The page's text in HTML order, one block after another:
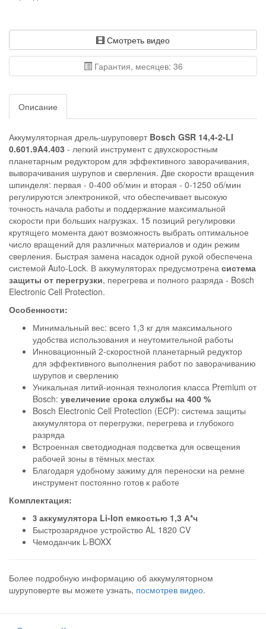
Смотреть видео
Гарантия, месяцев: 36
Описание
Аккумуляторная дрель-шуруповерт Bosch GSR 14,4-2-LI
0.601.9A4.403 - легкий инструмент с двухскоростным
планетарным редуктором для эффективного заворачивания,
выворачивания шурупов и сверления. Две скорости вращения
шпинделя: первая - 0-400 об/мин и вторая - 0-1250 об/мин
регулируются электроникой, что обеспечивает высокую
точность начала работы и поддержание максимальной
скорости при больших нагрузках. 15 позиций регулировки
крутящего момента дают возможность выбрать оптимальное
число вращений для различных материалов и один режим
сверления. Быстрая замена насадок одной рукой обеспечена
системой Auto-Lock. В аккумуляторах предусмотрена система
защиты от перегрузки, перегрева и полного разряда - Bosch
Electronic Cell Protection.
Особенности:
Минимальный вес: всего 1,3 кг для максимального
удобства использования и неутомительной работы
Инновационный 2-скоростной планетарный редуктор
для эффективного выполнения работ по заворачиванию
шурупов и сверлению
Уникальная литий-ионная технология класса Premium от
Bosch: увеличение срока службы на 400 %
Bosch Electronic Cell Protection (ECP): система защиты
аккумулятора от перегрузки, перегрева и глубокого
разряда
Встроенная светодиодная подсветка для освещения
рабочей зоны в тёмных местах
Благодаря удобному зажиму для переноски на ремне
инструмент постоянно готов к работе
Комплектация:
3 аккумулятора Li-Ion емкостью 1,3 А*ч
Быстрозарядное устройство AL 1820 CV
Чемоданчик L-BOXX
Более подробную информацию об аккумуляторном
шуруповерте вы можете узнать, посмотрев видео.